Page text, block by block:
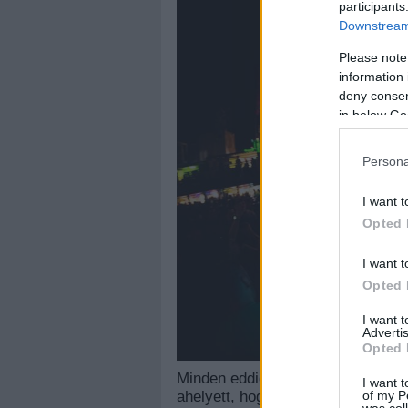
Please
information
deny
in below
I want
Opted
I want
Opted
I want
Opted
I want
of my
Minden eddiginél erősebb
ahelyett, hogy búcsúztatnák a